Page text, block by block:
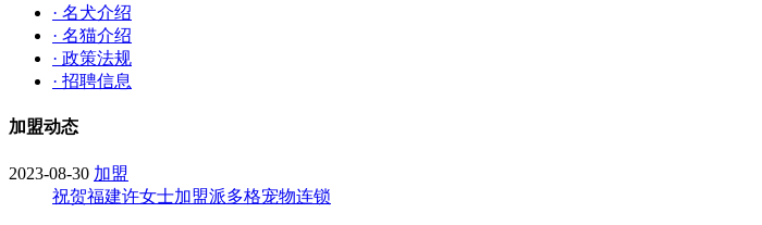
· 名犬介绍
· 名猫介绍
· 政策法规
· 招聘信息
加盟动态
2023-08-30 加盟
祝贺福建许女士加盟派多格宠物连锁